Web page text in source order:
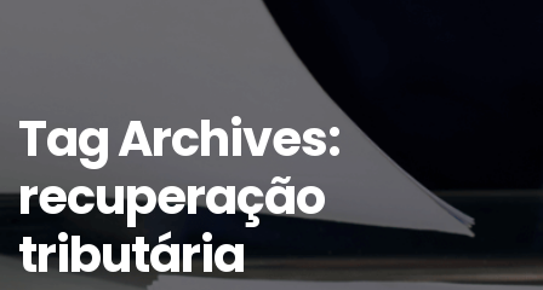
Tag Archives:
recuperação
tributária